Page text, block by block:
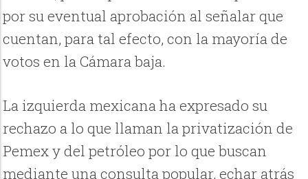
por su eventual aprobación al señalar que
cuentan, para tal efecto, con la mayoría de
votos en la Cámara baja.
La izquierda mexicana ha expresado su
rechazo a lo que llaman la privatización de
Pemex y del petróleo por lo que buscan
mediante una consulta popular, echar atrás